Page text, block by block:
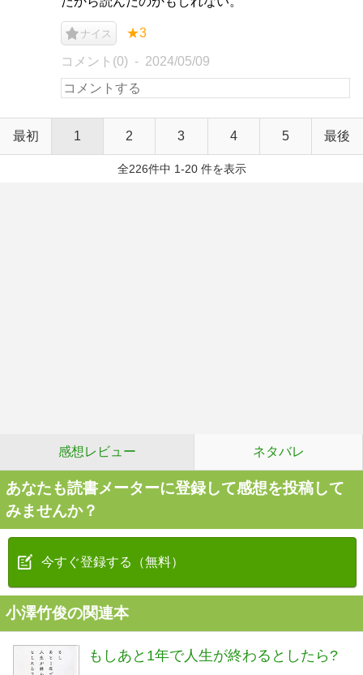
ナイス ★3
コメント(0) 2024/05/09
最初 1 2 3 4 5 最後
全226件中 1-20 件を表示
感想レビュー ネタバレ
あなたも読書メーターに登録して感想を投稿して
みませんか？
今すぐ登録する（無料）
小澤竹俊の関連本
もしあと1年で人生が終わるとしたら?